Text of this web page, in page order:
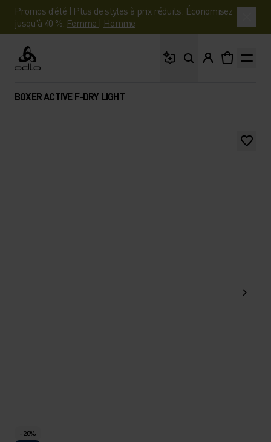
Promos d'été | Plus de styles à prix réduits. Économisez
jusqu'à 40 %. Femme | Homme
Odlo
BOXER ACTIVE F-DRY LIGHT
-20%